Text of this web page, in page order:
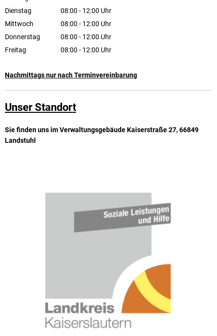
Von 08:00 bis 12:00 Uhr
Dienstag 08:00 - 12:00 Uhr
Von 08:00 bis 12:00 Uhr
Mittwoch 08:00 - 12:00 Uhr
Von 08:00 bis 12:00 Uhr
Donnerstag 08:00 - 12:00 Uhr
Von 08:00 bis 12:00 Uhr
Freitag 08:00 - 12:00 Uhr
Nachmittags nur nach Terminvereinbarung
Unser Standort
Sie finden uns im Verwaltungsgebäude Kaiserstraße 27, 66849
Landstuhl